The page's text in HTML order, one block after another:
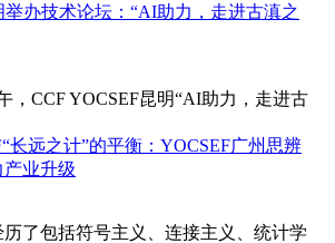
举办技术论坛：“AI助力，走进古滇之
，CCF YOCSEF昆明“AI助力，走进古
长远之计”的平衡：YOCSEF广州思辨
产业升级
历了包括符号主义、连接主义、统计学